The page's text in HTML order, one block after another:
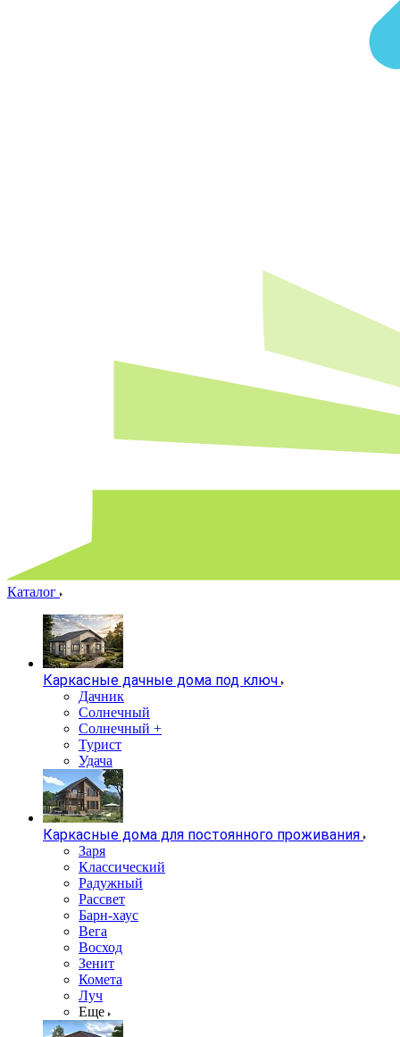
Каталог
Каркасные дачные дома под ключ
Дачник
Солнечный
Солнечный +
Турист
Удача
Каркасные дома для постоянного проживания
Заря
Классический
Радужный
Рассвет
Барн-хаус
Вега
Восход
Зенит
Комета
Луч
Еще